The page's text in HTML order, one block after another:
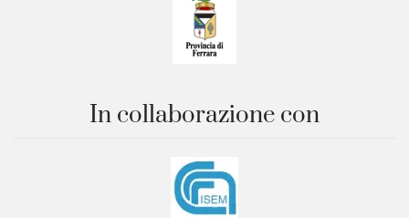
In collaborazione con